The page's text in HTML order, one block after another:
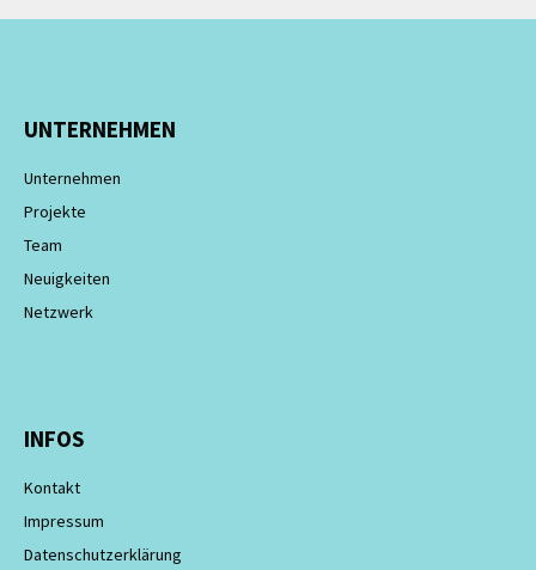
UNTERNEHMEN
Unternehmen
Projekte
Team
Neuigkeiten
Netzwerk
INFOS
Kontakt
Impressum
Datenschutzerklärung